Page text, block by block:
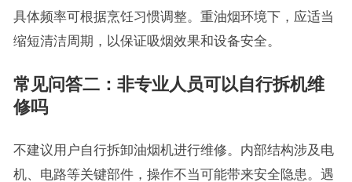
具体频率可根据烹饪习惯调整。重油烟环境下，应适当
缩短清洁周期，以保证吸烟效果和设备安全。
常见问答二：非专业人员可以自行拆机维
修吗
不建议用户自行拆卸油烟机进行维修。内部结构涉及电
机、电路等关键部件，操作不当可能带来安全隐患。遇